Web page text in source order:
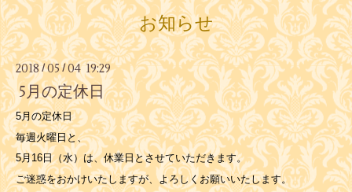
お知らせ
2018/05 / 04 19:29
5月の定休日
5月の定休日
毎週火曜日と、
5月16日（水）は、休業日とさせていただきます。
ご迷惑をおかけいたしますが、よろしくお願いいたします。